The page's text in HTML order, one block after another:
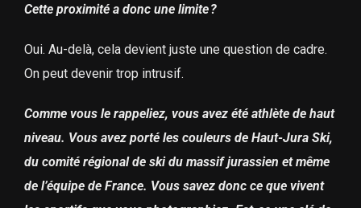
Cette proximité a donc une limite ?
Oui. Au-delà, cela devient juste une question de cadre.
On peut devenir trop intrusif.
Comme vous le rappeliez, vous avez été athlète de haut
niveau. Vous avez porté les couleurs de Haut-Jura Ski,
du comité régional de ski du massif jurassien et même
de l’équipe de France. Vous savez donc ce que vivent